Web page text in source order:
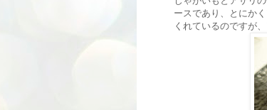
ースであり、とにか
くれているのですが